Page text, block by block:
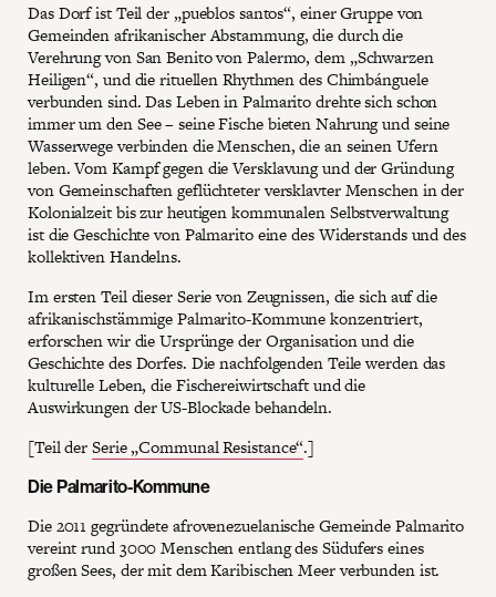
Das Dorf ist Teil der „pueblos santos“, einer Gruppe von
Gemeinden afrikanischer Abstammung, die durch die
Verehrung von San Benito von Palermo, dem „Schwarzen
Heiligen“, und die rituellen Rhythmen des Chimbánguele
verbunden sind. Das Leben in Palmarito drehte sich schon
immer um den See – seine Fische bieten Nahrung und seine
Wasserwege verbinden die Menschen, die an seinen Ufern
leben. Vom Kampf gegen die Versklavung und der Gründung
von Gemeinschaften geflüchteter versklavter Menschen in der
Kolonialzeit bis zur heutigen kommunalen Selbstverwaltung
ist die Geschichte von Palmarito eine des Widerstands und des
kollektiven Handelns.
Im ersten Teil dieser Serie von Zeugnissen, die sich auf die
afrikanischstämmige Palmarito-Kommune konzentriert,
erforschen wir die Ursprünge der Organisation und die
Geschichte des Dorfes. Die nachfolgenden Teile werden das
kulturelle Leben, die Fischereiwirtschaft und die
Auswirkungen der US-Blockade behandeln.
[Teil derSerie „Communal Resistance“.]
Die Palmarito-Kommune
Die 2011 gegründete afrovenezuelanische Gemeinde Palmarito
vereint rund 3000 Menschen entlang des Südufers eines
großen Sees, der mit dem Karibischen Meer verbunden ist.